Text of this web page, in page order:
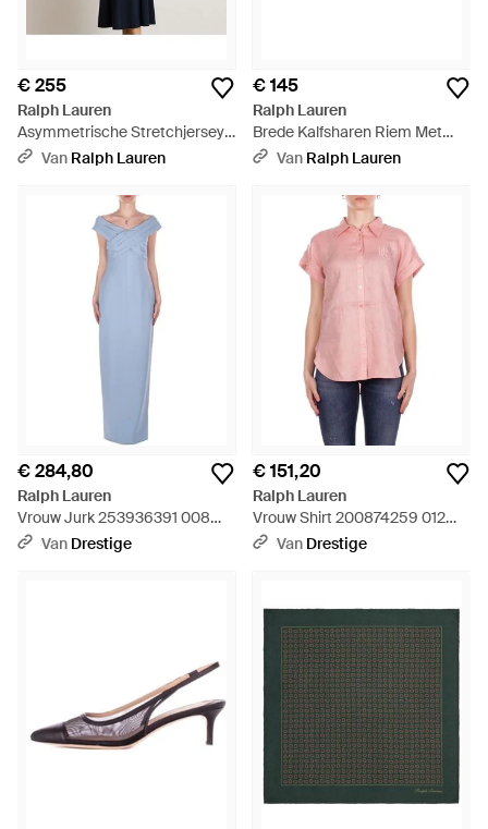
€ 255
Ralph Lauren
Asymmetrische Stretchjersey
Midi-Jurk - Blauw
Van Ralph Lauren
€ 145
Ralph Lauren
Brede Kalfsharen Riem Met
Dubbele Gesp - Bruin
Van Ralph Lauren
€ 284,80
Ralph Lauren
Vrouw Jurk 253936391 008
Ireen Lange Mouw Jurk Blauw -
Van Drestige
€ 151,20
Ralph Lauren
Vrouw Shirt 200874259 012
Bouillon Korte Mouw Knop
Van Drestige